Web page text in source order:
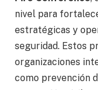
nivel para
estratégicas y
seguridad. Estos
organizaciones
como prevención